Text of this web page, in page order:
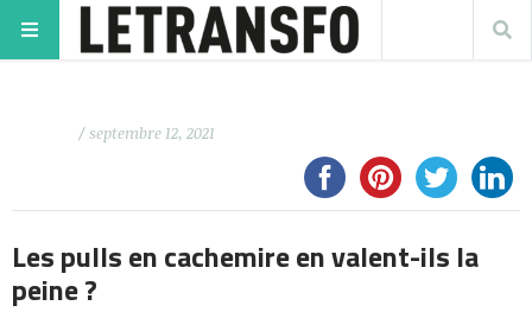
/ septembre 12, 2021
Les pulls en cachemire en valent-ils la
peine ?